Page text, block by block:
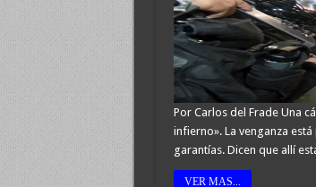
Por Carlos del Frade Una
infierno». La venganza
garantías. Dicen que allí
VER MAS...